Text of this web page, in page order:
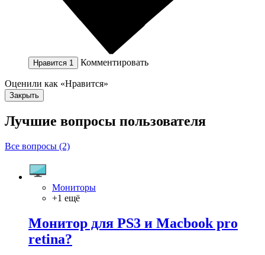
Нравится 1 Комментировать
Оценили как «Нравится»
Закрыть
Лучшие вопросы пользователя
Все вопросы (2)
Мониторы
+1 ещё
Монитор для PS3 и Macbook pro
retina?